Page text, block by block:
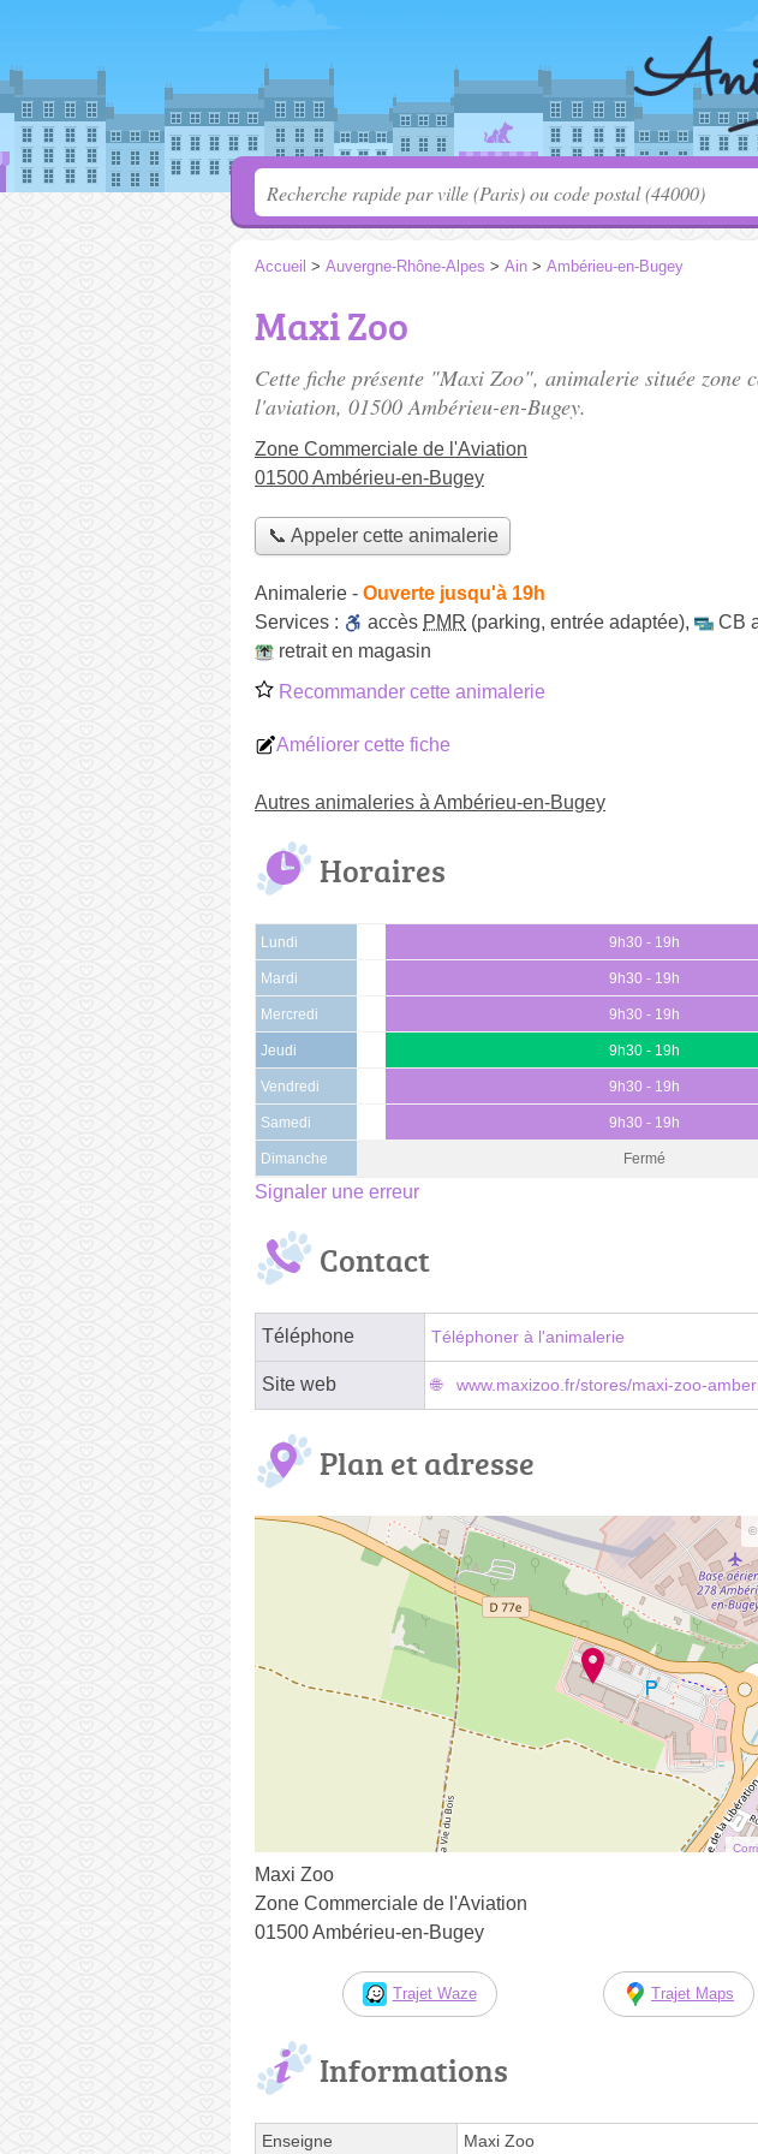
Accueil > Auvergne-Rhône-Alpes > Ain > Ambérieu-en-Bugey
Maxi Zoo
Cette fiche présente "Maxi Zoo", animalerie située zone
l'aviation, 01500 Ambérieu-en-Bugey.
Zone Commerciale de l'Aviation
01500 Ambérieu-en-Bugey
📞 Appeler cette animalerie
Animalerie - Ouverte jusqu'à 19h
Services :
accès PMR (parking, entrée adaptée), CB
retrait en magasin
Recommander cette animalerie
Améliorer cette fiche
Autres animaleries à Ambérieu-en-Bugey
Horaires
Lundi 9h30 - 19h
Mardi 9h30 - 19h
Mercredi 9h30 - 19h
Jeudi 9h30 - 19h
Vendredi 9h30 - 19h
Samedi 9h30 - 19h
Dimanche Fermé
Signaler une erreur
Contact
Téléphone Téléphoner à l'animalerie
Site web www.maxizoo.fr/stores/maxi-zoo-
Plan et adresse
©
Maxi Zoo
Zone Commerciale de l'Aviation
01500 Ambérieu-en-Bugey
Trajet Waze Trajet Maps
Informations
Enseigne Maxi Zoo